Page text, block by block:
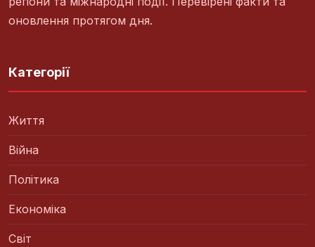
оновлення протягом дня.
Категорії
Життя
Війна
Політика
Економіка
Світ